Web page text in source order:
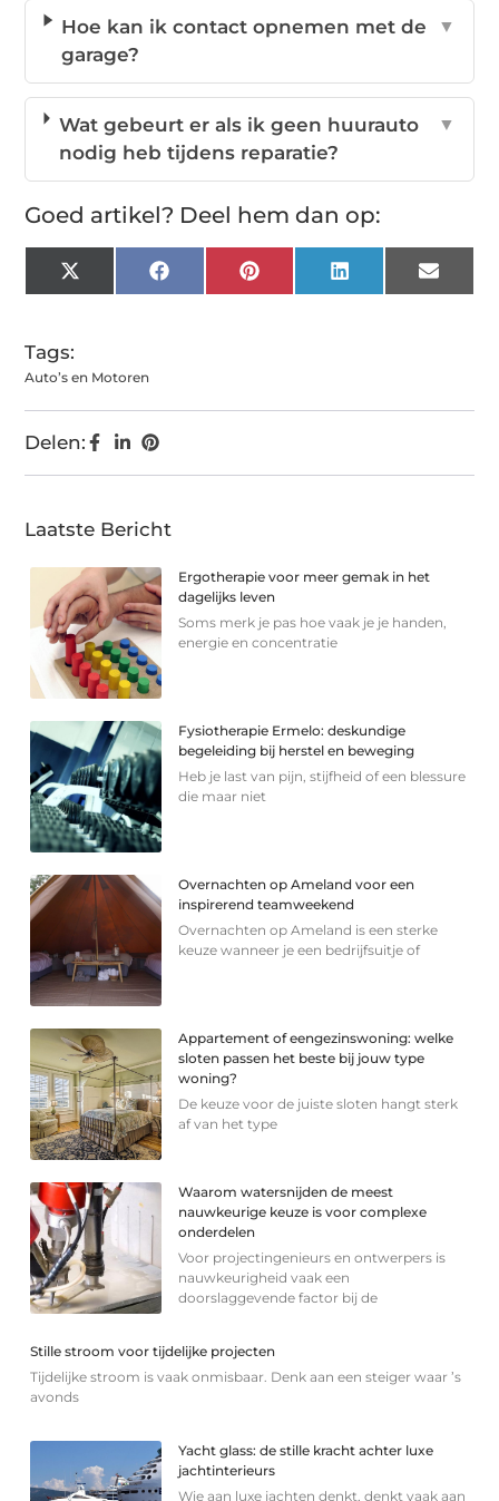
Hoe kan ik contact opnemen met de
garage?
▼
Wat gebeurt er als ik geen huurauto
nodig heb tijdens reparatie?
▼
Goed artikel? Deel hem dan op:
X
(Twitter)
FacebookPinterest LinkedIn Email
Tags:
Auto’s en Motoren
Delen:
Laatste Bericht
Ergotherapie voor meer gemak in het
dagelijks leven
Soms merk je pas hoe vaak je je handen,
energie en concentratie
Fysiotherapie Ermelo: deskundige
begeleiding bij herstel en beweging
Heb je last van pijn, stijfheid of een blessure
die maar niet
Overnachten op Ameland voor een
inspirerend teamweekend
Overnachten op Ameland is een sterke
keuze wanneer je een bedrijfsuitje of
Appartement of eengezinswoning: welke
sloten passen het beste bij jouw type
woning?
De keuze voor de juiste sloten hangt sterk
af van het type
Waarom watersnijden de meest
nauwkeurige keuze is voor complexe
onderdelen
Voor projectingenieurs en ontwerpers is
nauwkeurigheid vaak een
doorslaggevende factor bij de
Stille stroom voor tijdelijke projecten
Tijdelijke stroom is vaak onmisbaar. Denk aan een steiger waar ’s
avonds
Yacht glass: de stille kracht achter luxe
jachtinterieurs
Wie aan luxe jachten denkt, denkt vaak aan